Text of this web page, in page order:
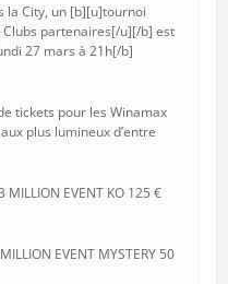
la City, un [b][u]tournoi
partenaires[/u][/b] est
27 mars à 21h[/b]
tickets pour les Winamax
plus lumineux d’entre
EVENT KO 125 €
EVENT MYSTERY 50